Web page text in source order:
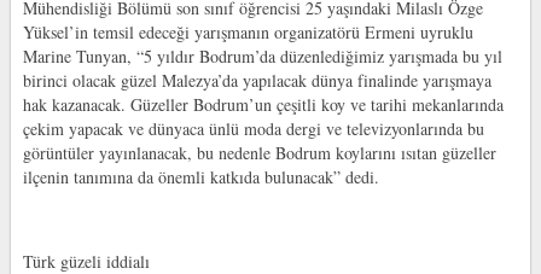
Mühendisliği Bölümü son sınıf öğrencisi 25 yaşındaki Milaslı Özge
Yüksel’in temsil edeceği yarışmanın organizatörü Ermeni uyruklu
Marine Tunyan, “5 yıldır Bodrum’da düzenlediğimiz yarışmada bu yıl
birinci olacak güzel Malezya’da yapılacak dünya finalinde yarışmaya
hak kazanacak. Güzeller Bodrum’un çeşitli koy ve tarihi mekanlarında
çekim yapacak ve dünyaca ünlü moda dergi ve televizyonlarında bu
görüntüler yayınlanacak, bu nedenle Bodrum koylarını ısıtan güzeller
ilçenin tanımına da önemli katkıda bulunacak” dedi.
Türk güzeli iddialı